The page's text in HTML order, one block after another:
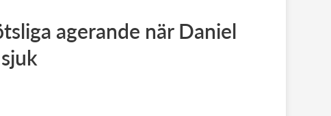
agerande när Daniel